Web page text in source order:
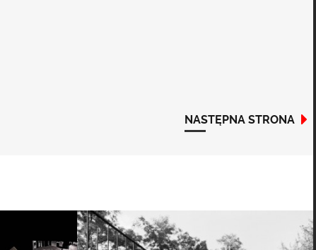
NASTĘPNA STRONA